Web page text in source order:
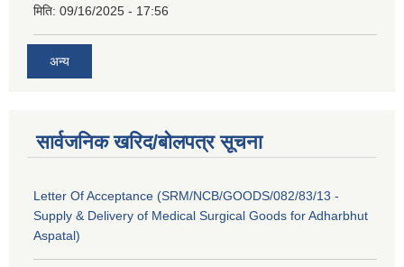
मिति: 09/16/2025 - 17:56
अन्य
सार्वजनिक खरिद/बोलपत्र सूचना
Letter Of Acceptance (SRM/NCB/GOODS/082/83/13 -
Supply & Delivery of Medical Surgical Goods for Adharbhut
Aspatal)